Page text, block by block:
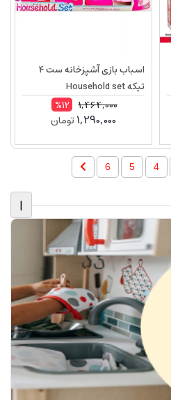
اسباب بازی آشپزخانه ست 4
تیکه Household set
1,464,000
%12
1,290,000تومان
4
5
6
|